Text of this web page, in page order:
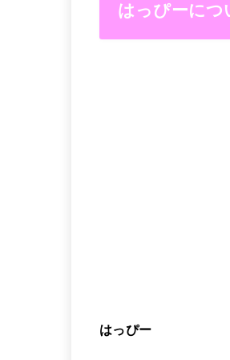
はっぴーにつ
はっぴー